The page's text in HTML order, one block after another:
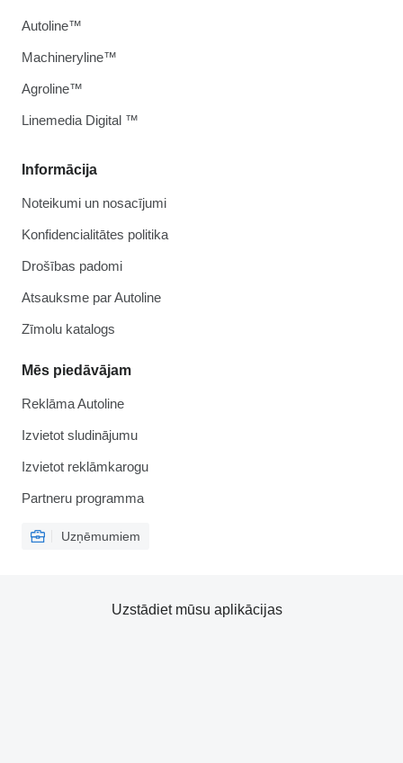
Informācija
Noteikumi un nosacījumi
Konfidencialitātes politika
Drošības padomi
Atsauksme par Autoline
Zīmolu katalogs
Mēs piedāvājam
Reklāma Autoline
Izvietot sludinājumu
Izvietot reklāmkarogu
Partneru programma
Uzņēmumiem
Autoline™
Machineryline™
Agroline™
Linemedia Digital ™
Uzstādiet mūsu aplikācijas